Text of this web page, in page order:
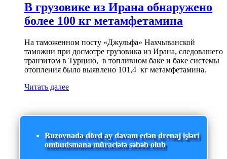
В грузовике из Ирана обнаружено
более 100 кг метамфетамина
На таможенном посту «Джульфа» Нахчыванской
таможни при досмотре грузовика из Ирана, следовашего
транзитом в Турцию, в топливном баке и баке системы
отопления было выявлено 101,4 кг метамфетамина.
Читать далее
Buzovnada dörd ay davam edən drenaj işləri
ombudsmana müraciətə səbəb olub